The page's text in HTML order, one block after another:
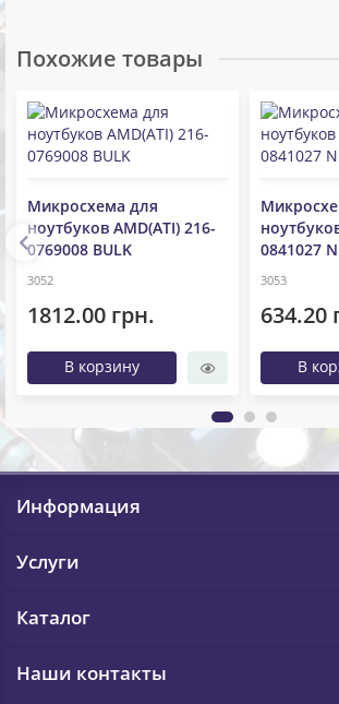
Похожие товары
Микросхема для
ноутбуков AMD(ATI) 216-
0769008 BULK
3052
1812.00 грн.
В корзину
0841027
3053
634.20
В
Информация
Услуги
Каталог
Наши контакты